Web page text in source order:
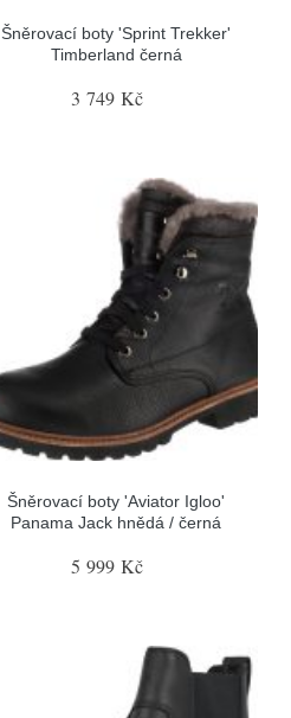
Šněrovací boty 'Sprint Trekker'
Timberland černá
3 749 Kč
Šněrovací boty 'Aviator Igloo'
Panama Jack hnědá / černá
5 999 Kč